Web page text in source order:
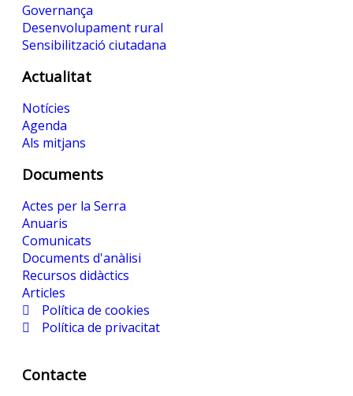
Governança
Desenvolupament rural
Sensibilització ciutadana
Actualitat
Notícies
Agenda
Als mitjans
Documents
Actes per la Serra
Anuaris
Comunicats
Documents d'anàlisi
Recursos didàctics
Articles
Política de cookies
Política de privacitat
Contacte